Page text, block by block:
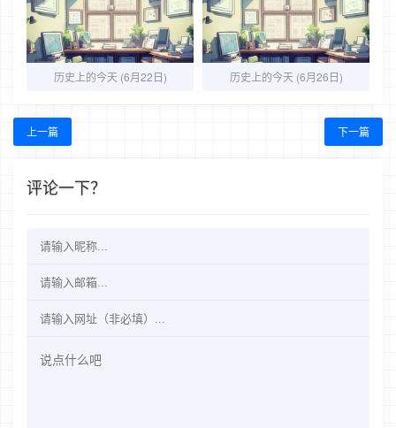
历史上的今天 (6月22日) 历史上的今天 (6月26日)
上一篇 下一篇
评论一下？